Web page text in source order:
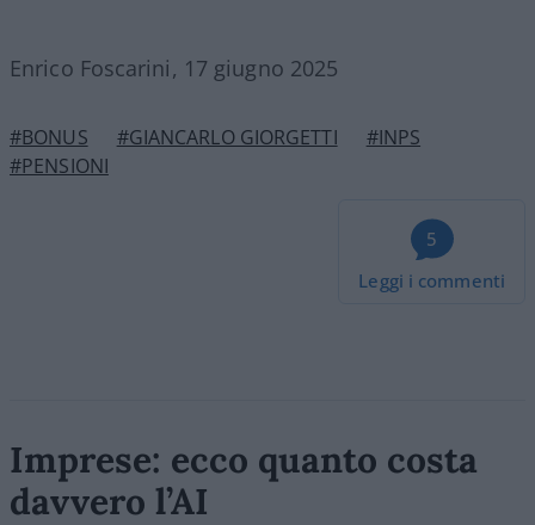
Enrico Foscarini, 17 giugno 2025
#BONUS #GIANCARLO GIORGETTI
#INPS
#PENSIONI
5
Leggi i commenti
Imprese: ecco quanto costa
davvero l’AI